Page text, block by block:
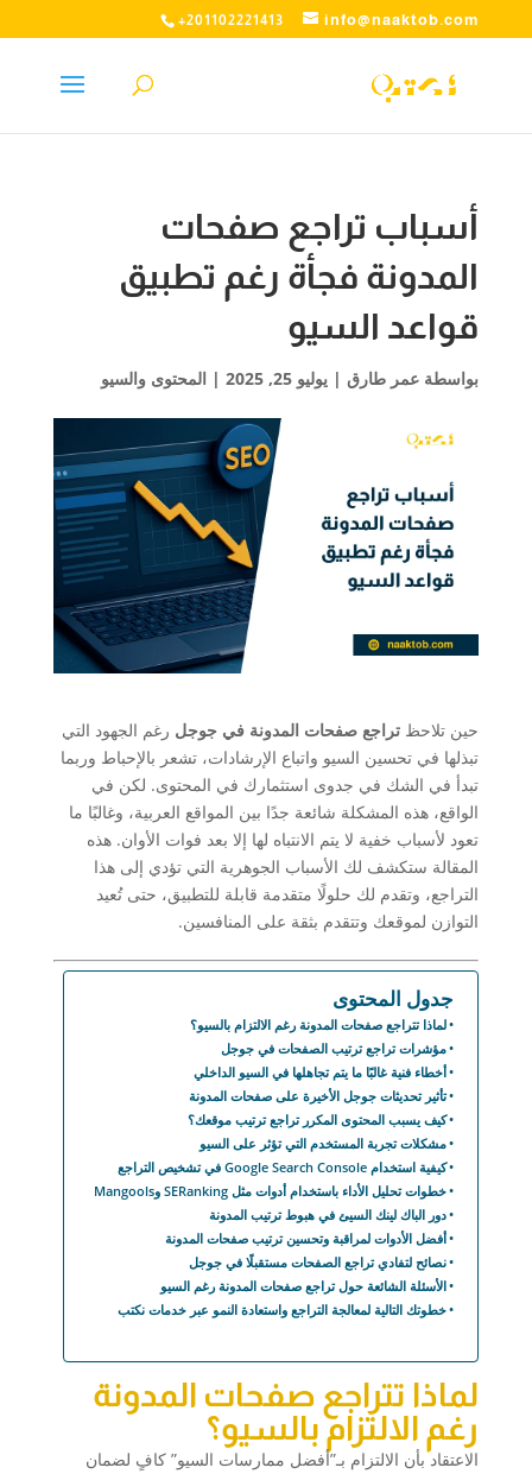
+201102221413 info@naaktob.com
أسباب تراجع صفحات
المدونة فجأة رغم تطبيق
قواعد السيو
بواسطة عمر طارق| يوليو 25, 2025 | المحتوى والسيو
حين تلاحظ تراجع صفحات المدونة في جوجل رغم الجهود التي
تبذلها في تحسين السيو واتباع الإرشادات، تشعر بالإحباط وربما
تبدأ في الشك في جدوى استثمارك في المحتوى. لكن في
الواقع، هذه المشكلة شائعة جدًا بين المواقع العربية، وغالبًا ما
تعود لأسباب خفية لا يتم الانتباه لها إلا بعد فوات الأوان. هذه
المقالة ستكشف لك الأسباب الجوهرية التي تؤدي إلى هذا
التراجع، وتقدم لك حلولًا متقدمة قابلة للتطبيق، حتى تُعيد
التوازن لموقعك وتتقدم بثقة على المنافسين.
جدول المحتوى
لماذا تتراجع صفحات المدونة رغم الالتزام بالسيو؟
مؤشرات تراجع ترتيب الصفحات في جوجل
أخطاء فنية غالبًا ما يتم تجاهلها في السيو الداخلي
تأثير تحديثات جوجل الأخيرة على صفحات المدونة
كيف يسبب المحتوى المكرر تراجع ترتيب موقعك؟
مشكلات تجربة المستخدم التي تؤثر على السيو
كيفية استخدام Google Search Console في تشخيص التراجع
خطوات تحليل الأداء باستخدام أدوات مثل SERanking وMangools
دور الباك لينك السيئ في هبوط ترتيب المدونة
أفضل الأدوات لمراقبة وتحسين ترتيب صفحات المدونة
نصائح لتفادي تراجع الصفحات مستقبلًا في جوجل
الأسئلة الشائعة حول تراجع صفحات المدونة رغم السيو
خطوتك التالية لمعالجة التراجع واستعادة النمو عبر خدمات نكتب
لماذا تتراجع صفحات المدونة
رغم الالتزام بالسيو؟
الاعتقاد بأن الالتزام بـ”أفضل ممارسات السيو” كافٍ لضمان